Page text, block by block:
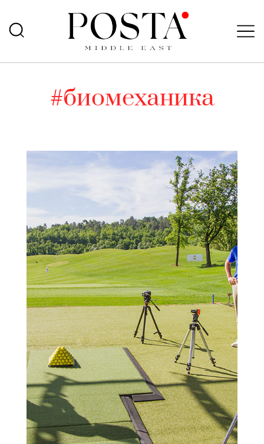
#биомеханика